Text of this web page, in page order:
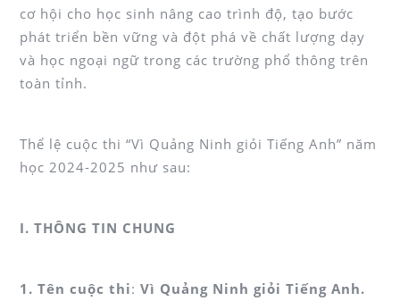
cơ hội cho học sinh nâng cao trình độ, tạo bước
phát triển bền vững và đột phá về chất lượng dạy
và học ngoại ngữ trong các trường phổ thông trên
toàn tỉnh.
Thể lệ cuộc thi “Vì Quảng Ninh giỏi Tiếng Anh” năm
học 2024-2025 như sau:
I. THÔNG TIN CHUNG
1. Tên cuộc thi: Vì Quảng Ninh giỏi Tiếng Anh.